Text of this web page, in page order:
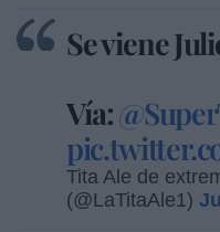
Se viene
Vía:
Tita Ale de
(@LaTitaAle1)